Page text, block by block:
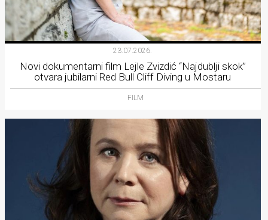
23.07.2026.
Novi dokumentarni film Lejle Zvizdić “Najdublji skok”
otvara jubilarni Red Bull Cliff Diving u Mostaru
FILM